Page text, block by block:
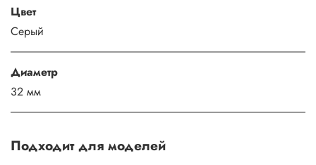
Цвет
Серый
Диаметр
32 мм
Подходит для моделей